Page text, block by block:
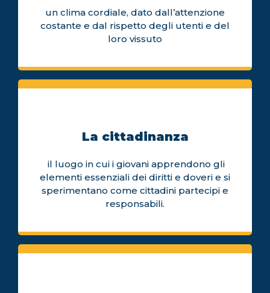
un clima cordiale, dato dall’attenzione
costante e dal rispetto degli utenti e del
loro vissuto
La cittadinanza
il luogo in cui i giovani apprendono gli
elementi essenziali dei diritti e doveri e si
sperimentano come cittadini partecipi e
responsabili.